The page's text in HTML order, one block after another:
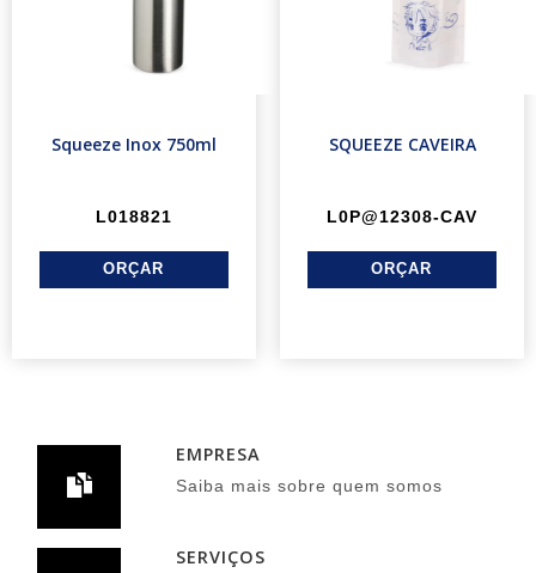
Squeeze Inox 750ml
L018821
SQUEEZE CAVEIRA
L0P@12308-CAV
EMPRESA
Saiba mais sobre quem somos
SERVIÇOS